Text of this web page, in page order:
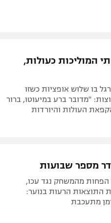
המוליכות כעולות,
בו שלוש אופציות כשזו
"מדובר ברע במיעוטו, ברור
העולות והיורדות
מספר שבועות
הפחות מהמשחק נגד עכו,
התוצאות הרעות בנוער:
מתעכבת